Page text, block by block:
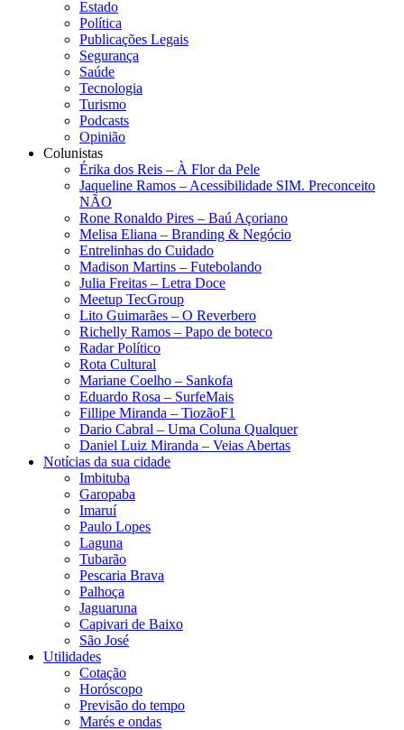
Estado
Política
Publicações Legais
Segurança
Saúde
Tecnologia
Turismo
Podcasts
Opinião
Colunistas
Érika dos Reis​ – À Flor da Pele
Jaqueline Ramos – Acessibilidade SIM. Preconceito
NÃO
Rone Ronaldo Pires – Baú Açoriano
Melisa Eliana – Branding & Negócio
Entrelinhas do Cuidado
Madison Martins – Futebolando
Julia Freitas​ – Letra Doce
Meetup TecGroup
Lito Guimarães – O Reverbero
Richelly Ramos​ – Papo de boteco
Radar Político
Rota Cultural
Mariane Coelho – Sankofa
Eduardo Rosa​ – SurfeMais
Fillipe Miranda – TiozãoF1
Dario Cabral – Uma Coluna Qualquer
Daniel Luiz Miranda – Veias Abertas
Notícias da sua cidade
Imbituba
Garopaba
Imaruí
Paulo Lopes
Laguna
Tubarão
Pescaria Brava
Palhoça
Jaguaruna
Capivari de Baixo
São José
Utilidades
Cotação
Horóscopo
Previsão do tempo
Marés e ondas